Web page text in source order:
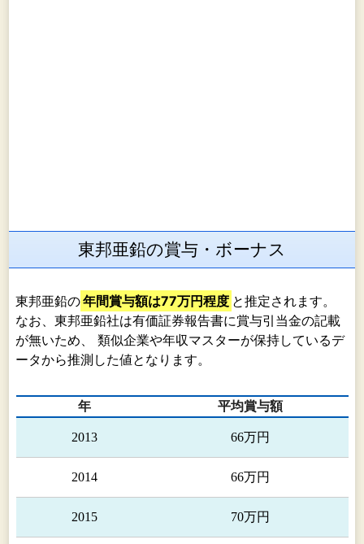
東邦亜鉛の賞与・ボーナス
東邦亜鉛の年間賞与額は77万円程度 と推定されます。
なお、東邦亜鉛社は有価証券報告書に賞与引当金の記載
が無いため、 類似企業や年収マスターが保持しているデ
ータから推測した値となります。
年 平均賞与額
2013 66万円
2014 66万円
2015 70万円